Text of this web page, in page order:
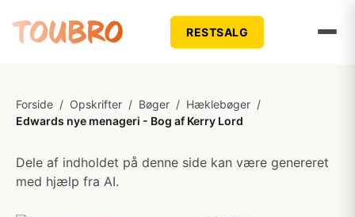
RESTSALG
Forside / Opskrifter / Bøger / Hæklebøger /
Edwards nye menageri - Bog af Kerry Lord
Dele af indholdet på denne side kan være genereret
med hjælp fra AI.